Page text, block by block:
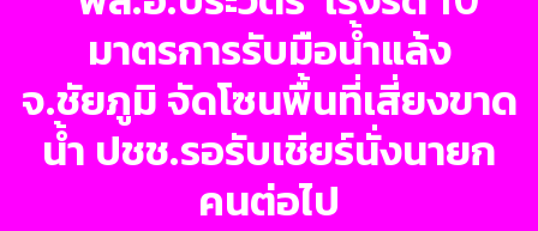
มาตรการรับมือน้ำแล้ง
จ.ชัยภูมิ จัดโซนพื้นที่เสี่ยงขาด
น้ำ ปชช.รอรับเชียร์นั่งนายก
คนต่อไป